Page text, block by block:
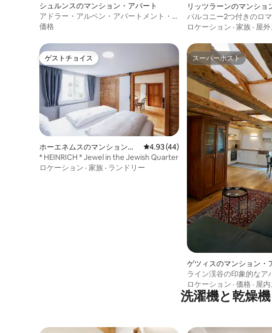
シュルンスのマンション・アパート
アドラー・アルペン・アパートメント・
ゲスブルームリ・トップ16
価格
リッツラーンのマンショ
バルコニー2つ付きのロ
デーアパート
ロケーション · 家族 · 屋
ゲストチョイス
ゲストチョイス
ホーエネムスのマンション・
アパート
レビュー44件、5つ星中4.93つ星の平
4.93 (44)
* HEINRICH * Jewel in the Jewish Quarter
ロケーション · 家族 · ランドリー
スーパーホスト
スーパーホスト
ゲツィスのマンション・
ート
ライン渓谷の印象的なア
ロケーション · 価格 · 屋
洗濯機と乾燥